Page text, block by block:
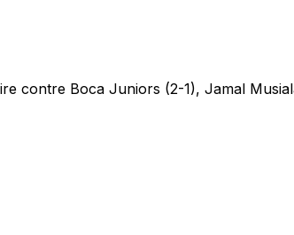
contre Boca Juniors (2-1), Jamal